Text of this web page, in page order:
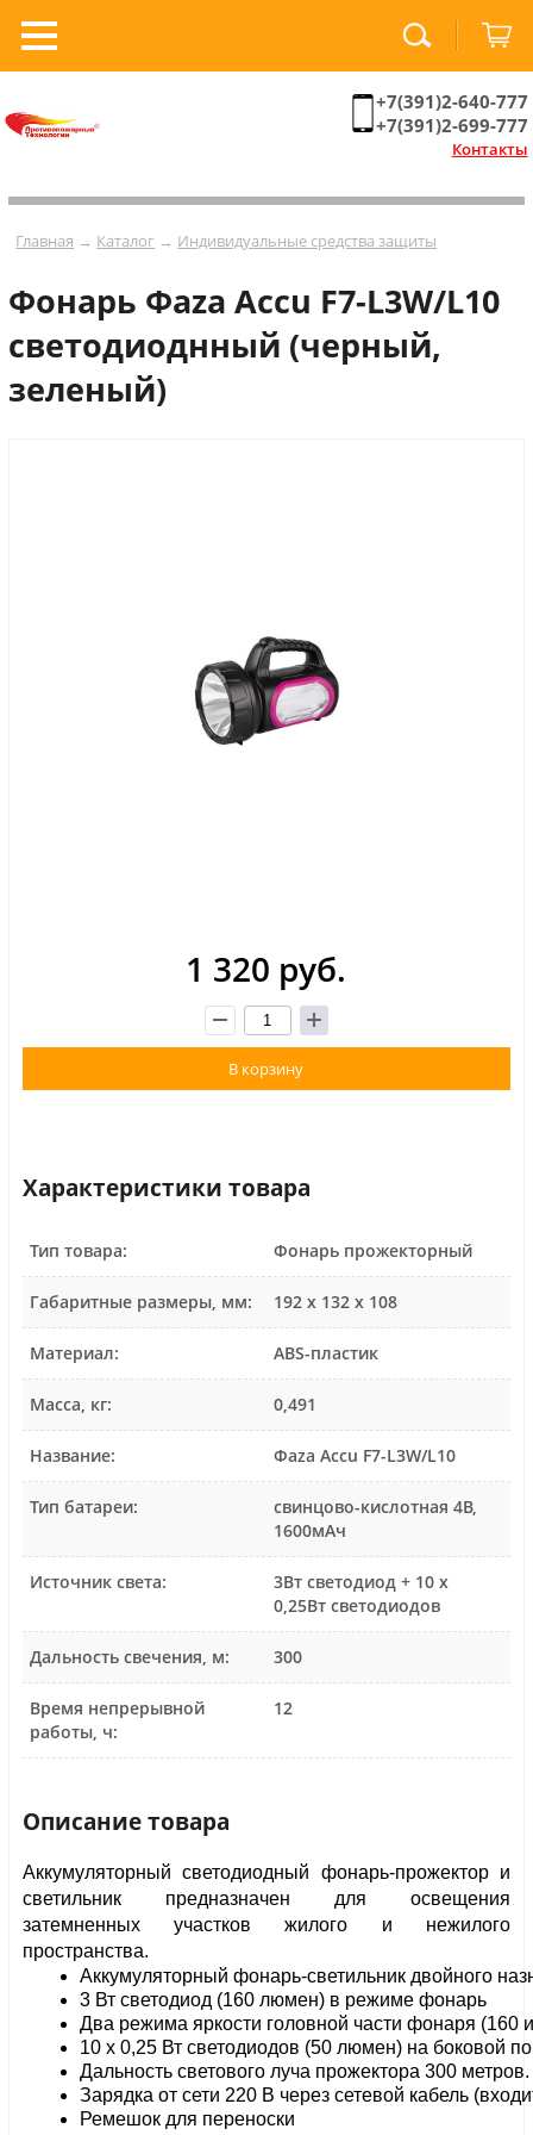
+7(391)2-640-777
+7(391)2-699-777
Контакты
Главная → Каталог → Индивидуальные средства защиты
Фонарь Фaza Accu F7-L3W/L10
светодиоднный (черный,
зеленый)
1 320 руб.
В корзину
Характеристики товара
Тип товара: Фонарь прожекторный
Габаритные размеры, мм: 192 х 132 х 108
Материал: ABS-пластик
Масса, кг: 0,491
Название: Фaza Accu F7-L3W/L10
Тип батареи:
свинцово-кислотная 4В,
1600мАч
Источник света:
3Вт светодиод + 10 х
0,25Вт светодиодов
Дальность свечения, м: 300
Время непрерывной
работы, ч:
12
Описание товара
Аккумуляторный светодиодный фонарь-прожектор и
светильник предназначен для освещения
затемненных участков жилого и нежилого
пространства.
Аккумуляторный фонарь-светильник двойного
3 Вт светодиод (160 люмен) в режиме фонарь
Два режима яркости головной части фонаря (160
10 х 0,25 Вт светодиодов (50 люмен) на боковой
Дальность светового луча прожектора 300 метров.
Зарядка от сети 220 В через сетевой кабель
Ремешок для переноски